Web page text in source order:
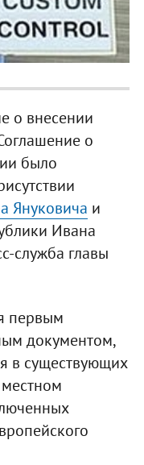
о внесении
о
было
Януковича и
Ивана
служба главы
первым
документом,
в существующих